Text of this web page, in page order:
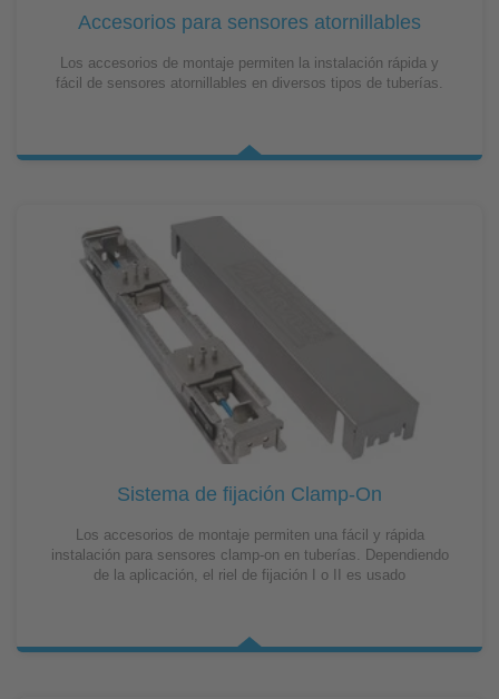
Accesorios para sensores atornillables
Los accesorios de montaje permiten la instalación rápida y
fácil de sensores atornillables en diversos tipos de tuberías.
Sistema de fijación Clamp-On
Los accesorios de montaje permiten una fácil y rápida
instalación para sensores clamp-on en tuberías. Dependiendo
de la aplicación, el riel de fijación I o II es usado